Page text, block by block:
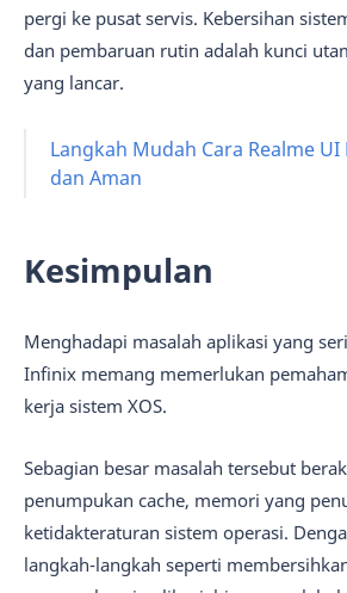
pergi ke pusat servis. Kebersihan
dan pembaruan rutin adalah kunci
yang lancar.
Langkah Mudah Cara Realme UI
dan Aman
Kesimpulan
Menghadapi masalah aplikasi yang
Infinix memang memerlukan
kerja sistem XOS.
Sebagian besar masalah tersebut
penumpukan cache, memori yang
ketidakteraturan sistem operasi.
langkah-langkah seperti